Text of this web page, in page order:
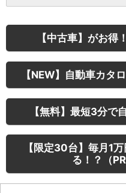
【中古車】がお得
【NEW】自動車カタ
【無料】最短3分で
【限定30台】毎月1
る！？（